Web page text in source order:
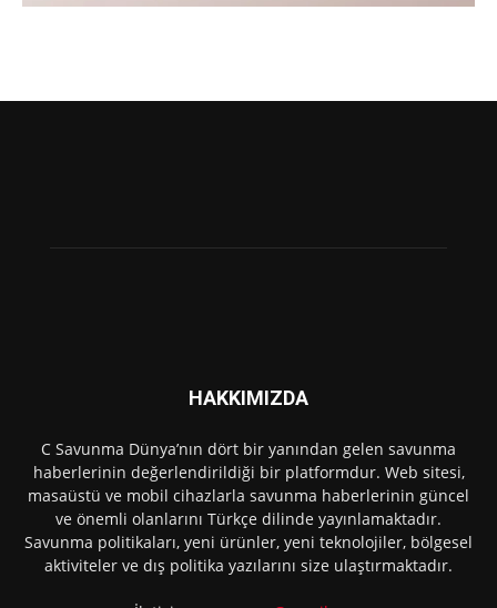
HAKKIMIZDA
C Savunma Dünya’nın dört bir yanından gelen savunma
haberlerinin değerlendirildiği bir platformdur. Web sitesi,
masaüstü ve mobil cihazlarla savunma haberlerinin güncel
ve önemli olanlarını Türkçe dilinde yayınlamaktadır.
Savunma politikaları, yeni ürünler, yeni teknolojiler, bölgesel
aktiviteler ve dış politika yazılarını size ulaştırmaktadır.